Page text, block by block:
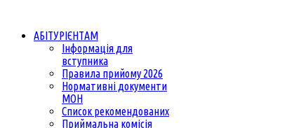
АБІТУРІЄНТАМ
Інформація для
вступника
Правила прийому 2026
Нормативні документи
МОН
Список рекомендованих
Приймальна комісія